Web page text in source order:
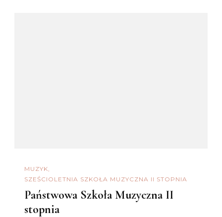
MUZYK
SZEŚCIOLETNIA SZKOŁA MUZYCZNA II STOPNIA
Państwowa Szkoła Muzyczna II
stopnia